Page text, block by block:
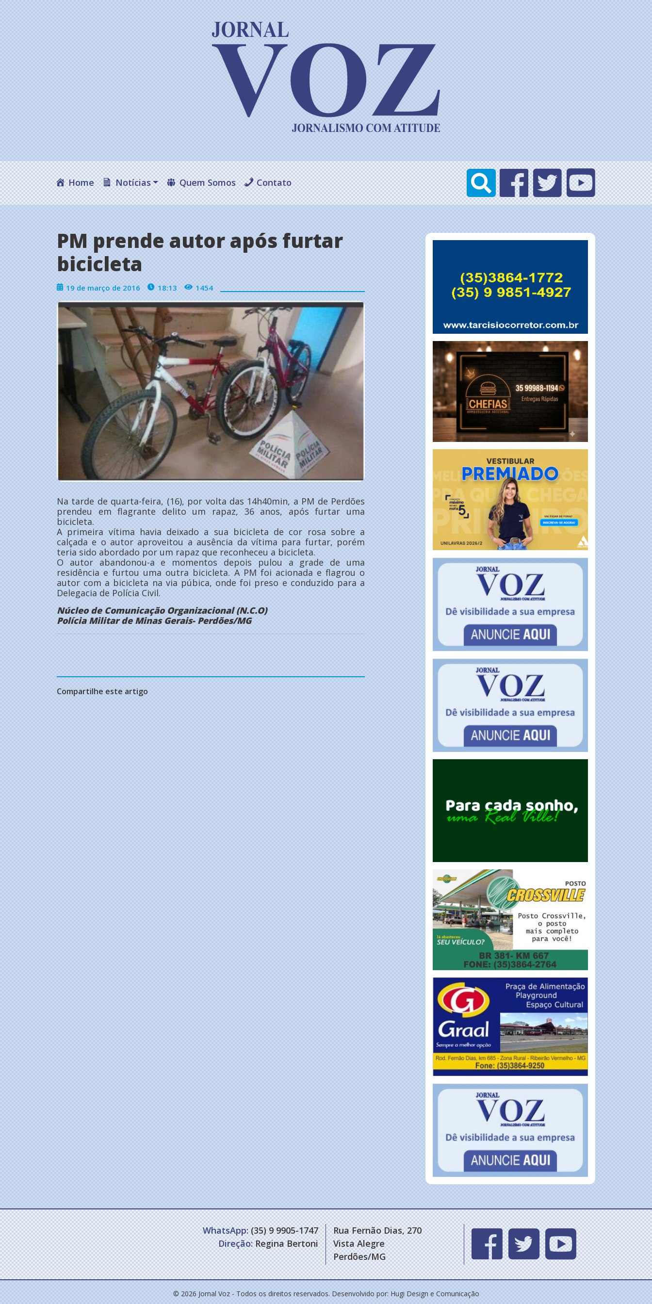
Home Notícias Quem Somos Contato
PM prende autor após furtar
bicicleta
19 de março de 2016 18:13 1454
Na tarde de quarta-feira, (16), por volta das 14h40min, a PM de Perdões
prendeu em flagrante delito um rapaz, 36 anos, após furtar uma
bicicleta.
A primeira vítima havia deixado a sua bicicleta de cor rosa sobre a
calçada e o autor aproveitou a ausência da vítima para furtar, porém
teria sido abordado por um rapaz que reconheceu a bicicleta.
O autor abandonou-a e momentos depois pulou a grade de uma
residência e furtou uma outra bicicleta. A PM foi acionada e flagrou o
autor com a bicicleta na via púbica, onde foi preso e conduzido para a
Delegacia de Polícia Civil.
Núcleo de Comunicação Organizacional (N.C.O)
Polícia Militar de Minas Gerais- Perdões/MG
Compartilhe este artigo
WhatsApp:(35) 9 9905-1747
Direção:Regina Bertoni
Rua Fernão Dias, 270
Vista Alegre
Perdões/MG
© 2026 Jornal Voz - Todos os direitos reservados. Desenvolvido por: Hugi Design e Comunicação